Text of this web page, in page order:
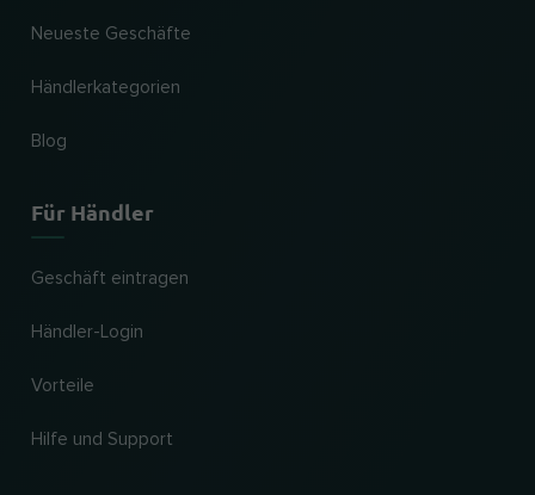
Neueste Geschäfte
Händlerkategorien
Blog
Für Händler
Geschäft eintragen
Händler-Login
Vorteile
Hilfe und Support